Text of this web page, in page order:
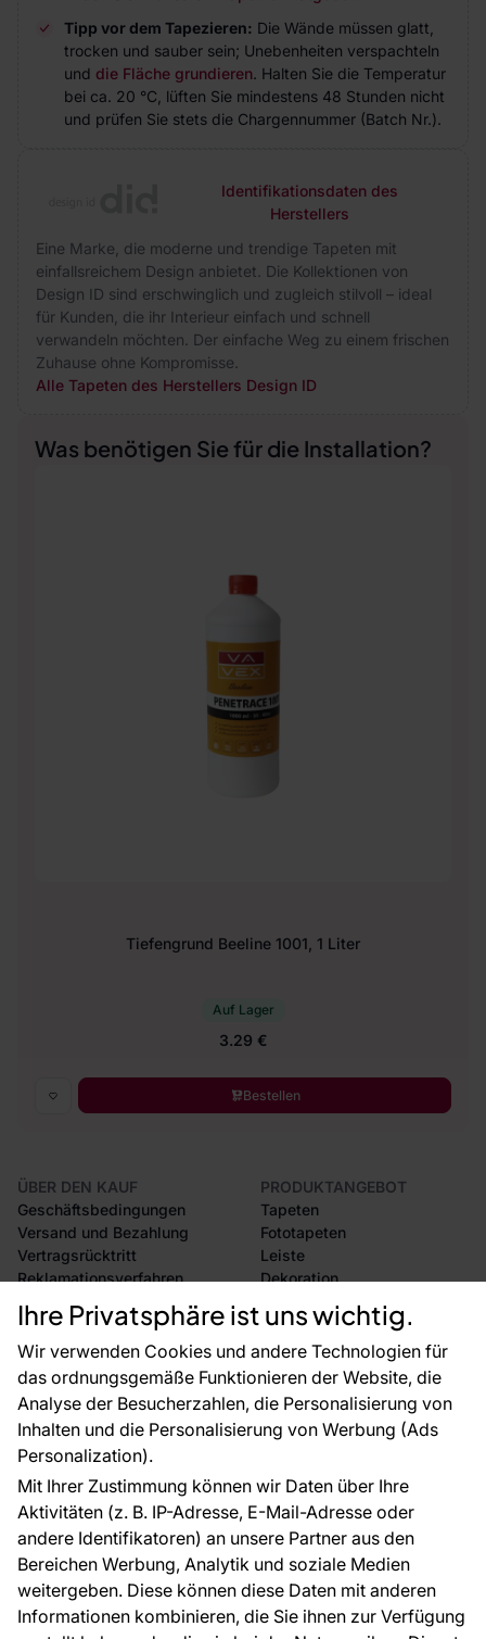
Ihre Privatsphäre ist uns wichtig.
Wir verwenden Cookies und andere Technologien für
das ordnungsgemäße Funktionieren der Website, die
Analyse der Besucherzahlen, die Personalisierung von
Inhalten und die Personalisierung von Werbung (Ads
Personalization).
Mit Ihrer Zustimmung können wir Daten über Ihre
Aktivitäten (z. B. IP-Adresse, E-Mail-Adresse oder
andere Identifikatoren) an unsere Partner aus den
Bereichen Werbung, Analytik und soziale Medien
weitergeben. Diese können diese Daten mit anderen
Informationen kombinieren, die Sie ihnen zur Verfügung
Tipp vor dem Tapezieren: Die Wände müssen glatt,
trocken und sauber sein; Unebenheiten verspachteln
und die Fläche grundieren. Halten Sie die Temperatur
bei ca. 20 °C, lüften Sie mindestens 48 Stunden nicht
und prüfen Sie stets die Chargennummer (Batch Nr.).
Identifikationsdaten des
Herstellers
Eine Marke, die moderne und trendige Tapeten mit
einfallsreichem Design anbietet. Die Kollektionen von
Design ID sind erschwinglich und zugleich stilvoll – ideal
für Kunden, die ihr Interieur einfach und schnell
verwandeln möchten. Der einfache Weg zu einem frischen
Zuhause ohne Kompromisse.
Alle Tapeten des Herstellers Design ID
Was benötigen Sie für die Installation?
Tiefengrund Beeline 1001, 1 Liter
Auf Lager
3.29 €
Bestellen
ÜBER DEN KAUF
Geschäftsbedingungen
Versand und Bezahlung
Vertragsrücktritt
Reklamationsverfahren
Rücksendung von Waren
CE-Zertifizierung
Großhandel
Raumvisualisierung
PRODUKTANGEBOT
Tapeten
Fototapeten
Leiste
Dekoration
Selbstklebende Folien
Zubehör
Tapetenmuster
FÜR SIE
Blog
EU-Projekte
Ratschläge und Tipps
FAQ
ÜBER DAS UNTERNEHMEN